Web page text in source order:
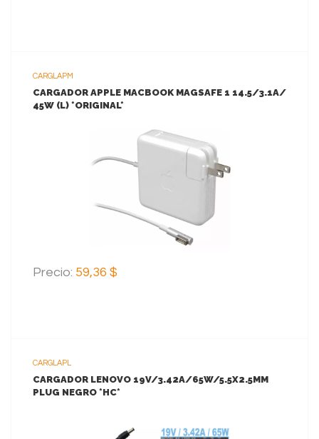
CARGLAPM
CARGADOR APPLE MACBOOK MAGSAFE 1 14.5/3.1A/
45W (L) *ORIGINAL*
VER MAS
Precio: 59,36 $
CARGLAPL
CARGADOR LENOVO 19V/3.42A/65W/5.5X2.5MM
PLUG NEGRO *HC*
VER MAS